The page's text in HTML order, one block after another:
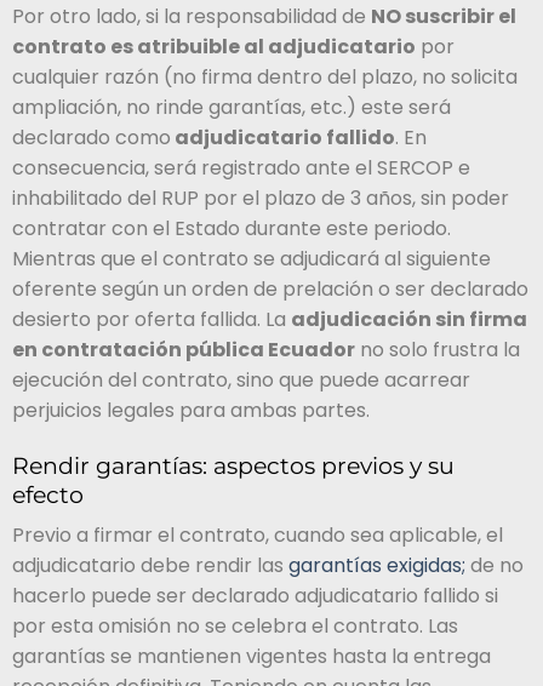
Por otro lado, si la responsabilidad de NO suscribir el
contrato es atribuible al adjudicatario por
cualquier razón (no firma dentro del plazo, no solicita
ampliación, no rinde garantías, etc.) este será
declarado como adjudicatario fallido. En
consecuencia, será registrado ante el SERCOP e
inhabilitado del RUP por el plazo de 3 años, sin poder
contratar con el Estado durante este periodo.
Mientras que el contrato se adjudicará al siguiente
oferente según un orden de prelación o ser declarado
desierto por oferta fallida. La adjudicación sin firma
en contratación pública Ecuador no solo frustra la
ejecución del contrato, sino que puede acarrear
perjuicios legales para ambas partes.
Rendir garantías: aspectos previos y su
efecto
Previo a firmar el contrato, cuando sea aplicable, el
adjudicatario debe rendir las garantías exigidas; de no
hacerlo puede ser declarado adjudicatario fallido si
por esta omisión no se celebra el contrato. Las
garantías se mantienen vigentes hasta la entrega